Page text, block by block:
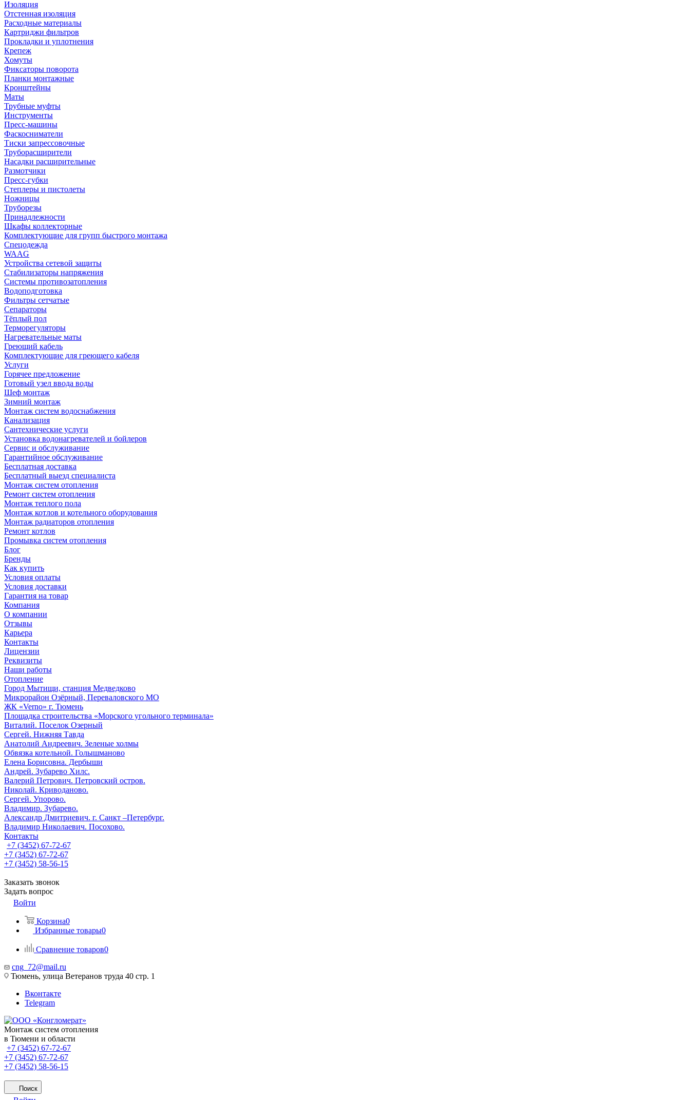
Изоляция
Отстенная изоляция
Расходные материалы
Картриджи фильтров
Прокладки и уплотнения
Крепеж
Хомуты
Фиксаторы поворота
Планки монтажные
Кронштейны
Маты
Трубные муфты
Инструменты
Пресс-машины
Фаскосниматели
Тиски запрессовочные
Труборасширители
Насадки расширительные
Размотчики
Пресс-губки
Степлеры и пистолеты
Ножницы
Труборезы
Принадлежности
Шкафы коллекторные
Комплектующие для групп быстрого монтажа
Спецодежда
WAAG
Устройства сетевой защиты
Стабилизаторы напряжения
Системы противозатопления
Водоподготовка
Фильтры сетчатые
Сепараторы
Тёплый пол
Терморегуляторы
Нагревательные маты
Греющий кабель
Комплектующие для греющего кабеля
Услуги
Горячее предложение
Готовый узел ввода воды
Шеф монтаж
Зимний монтаж
Монтаж систем водоснабжения
Канализация
Сантехнические услуги
Установка водонагревателей и бойлеров
Сервис и обслуживание
Гарантийное обслуживание
Бесплатная доставка
Бесплатный выезд специалиста
Монтаж систем отопления
Ремонт систем отопления
Монтаж теплого пола
Монтаж котлов и котельного оборудования
Монтаж радиаторов отопления
Ремонт котлов
Промывка систем отопления
Блог
Бренды
Как купить
Условия оплаты
Условия доставки
Гарантия на товар
Компания
О компании
Отзывы
Карьера
Контакты
Лицензии
Реквизиты
Наши работы
Отопление
Город Мытищи, станция Медведково
Микрорайон Озёрный, Переваловского МО
ЖК «Verno» г. Тюмень
Площадка строительства «Морского угольного терминала»
Виталий. Поселок Озерный
Сергей. Нижняя Тавда
Анатолий Андреевич. Зеленые холмы
Обвязка котельной. Голышманово
Елена Борисовна. Дербыши
Андрей. Зубарево Хилс.
Валерий Петрович. Петровский остров.
Николай. Криводаново.
Сергей. Упорово.
Владимир. Зубарево.
Александр Дмитриевич. г. Санкт –Петербург.
Владимир Николаевич. Посохово.
Контакты
+7 (3452) 67-72-67
+7 (3452) 67-72-67
+7 (3452) 58-56-15
Заказать звонок
Задать вопрос
Войти
Корзина0
Избранные товары0
Сравнение товаров0
cng_72@mail.ru
Тюмень, улица Ветеранов труда 40 стр. 1
Вконтакте
Telegram
Монтаж систем отопления
в Тюмени и области
+7 (3452) 67-72-67
+7 (3452) 67-72-67
+7 (3452) 58-56-15
Поиск